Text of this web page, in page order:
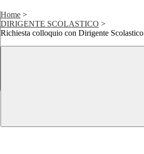
Home >
DIRIGENTE SCOLASTICO >
Richiesta colloquio con Dirigente Scolastico